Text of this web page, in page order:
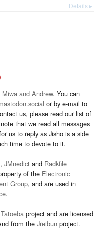
Details ▸
Miwa and Andrew. You can
or by e-mail to
us, please read our list of
that we read all messages
us to reply as Jisho is a side
time to devote to it.
, JMnedict and Radkfile
of the Electronic
Group, and are used in
.
Tatoeba project and are licensed
from the Jreibun project.